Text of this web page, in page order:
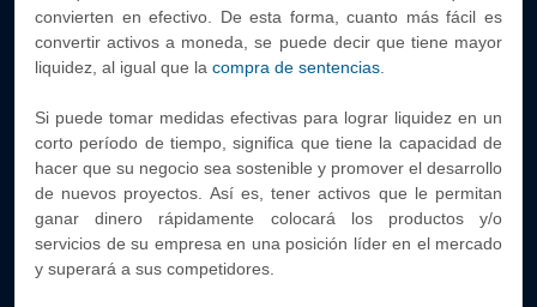
convierten en efectivo. De esta forma, cuanto más fácil es
convertir activos a moneda, se puede decir que tiene mayor
liquidez, al igual que la compra de sentencias
Si puede tomar medidas efectivas para lograr liquidez en un
corto período de tiempo, significa que tiene la capacidad de
hacer que su negocio sea sostenible y promover el desarrollo
de nuevos proyectos. Así es, tener activos que le permitan
ganar dinero rápidamente colocará los productos y/o
servicios de su empresa en una posición líder en el mercado
y superará a sus competidores.